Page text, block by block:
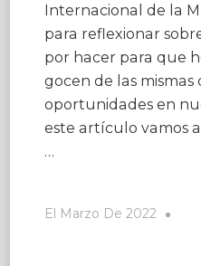
Internacional de la
para reflexionar
por hacer para que
gocen de las mismas
oportunidades en
este artículo vamos
…
El Marzo De 2022